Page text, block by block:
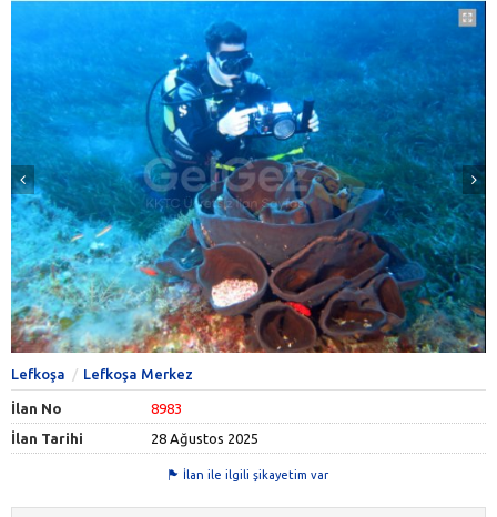
Lefkoşa Lefkoşa Merkez
İlan No
8983
İlan Tarihi
28 Ağustos 2025
İlan ile ilgili şikayetim var